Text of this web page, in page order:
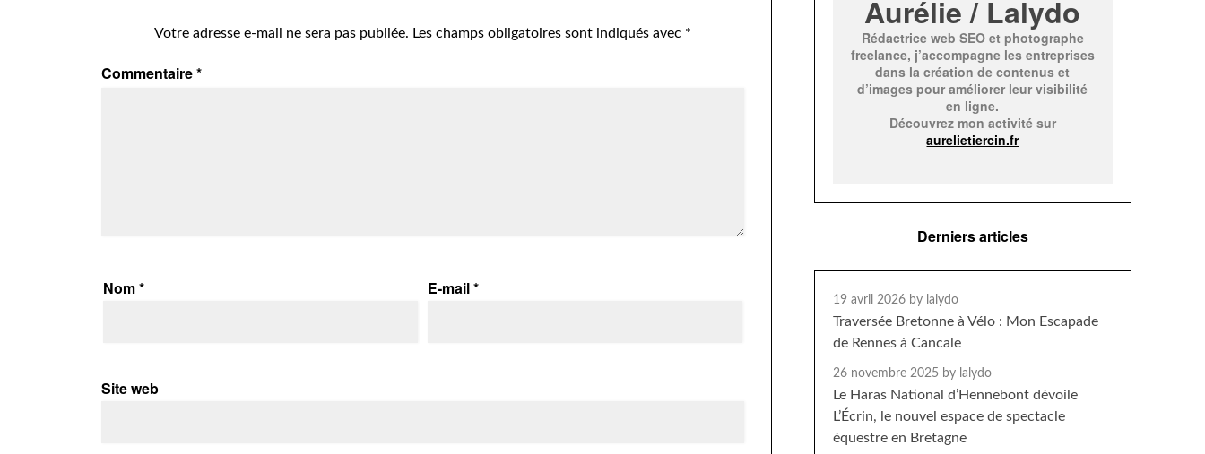
Votre adresse e-mail ne sera pas publiée. Les champs obligatoires sont indiqués avec *
Commentaire*
Nom* E-mail*
Site web
Aurélie / Lalydo
Rédactrice web SEO et photographe
freelance, j’accompagne les entreprises
dans la création de contenus et
d’images pour améliorer leur visibilité
en ligne.
Découvrez mon activité sur
aurelietiercin.fr
Derniers articles
19 avril 2026 by lalydo
Traversée Bretonne à Vélo : Mon Escapade
de Rennes à Cancale
26 novembre 2025 by lalydo
Le Haras National d’Hennebont dévoile
L’Écrin, le nouvel espace de spectacle
équestre en Bretagne